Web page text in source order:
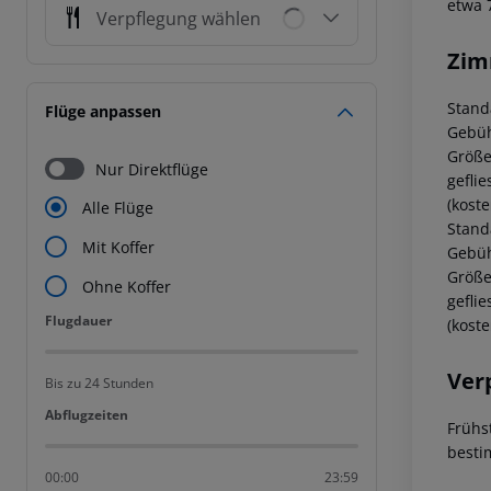
Verpflegung wählen
Flüge anpassen
Nur Direktflüge
Alle Flüge
Mit Koffer
Ohne Koffer
Flugdauer
Flugdauer
Bis zu 24 Stunden
Abflugzeiten
Abflugzeiten
00:00 23:59
etwa